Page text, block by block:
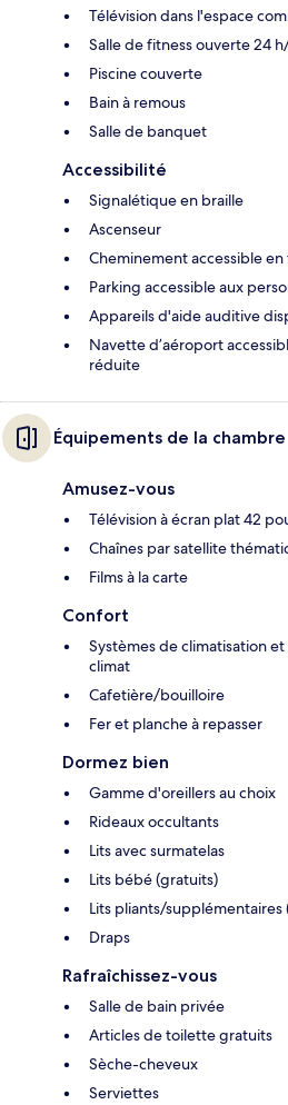
Télévision dans l'espace
Salle de fitness ouverte 24
Piscine couverte
Bain à remous
Salle de banquet
Accessibilité
Signalétique en braille
Ascenseur
Cheminement accessible
Parking accessible aux
Appareils d'aide auditive
Navette d’aéroport
réduite
Équipements de la chambre
Amusez-vous
Télévision à écran plat 42
Chaînes par satellite
Films à la carte
Confort
Systèmes de climatisation
climat
Cafetière/bouilloire
Fer et planche à repasser
Dormez bien
Gamme d'oreillers au choix
Rideaux occultants
Lits avec surmatelas
Lits bébé (gratuits)
Lits pliants/
Draps
Rafraîchissez-vous
Salle de bain privée
Articles de toilette gratuits
Sèche-cheveux
Serviettes